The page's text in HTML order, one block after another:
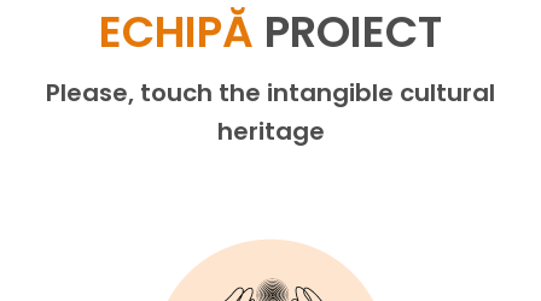
ECHIPĂ PROIECT
Please, touch the intangible cultural
heritage